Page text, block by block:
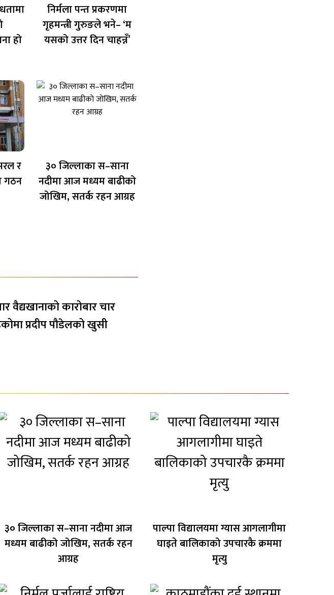
हो
निर्मला पन्त प्रकरणमा
गृहमन्त्री गुरुङले भने– ‘म
यसको उत्तर दिन चाहन्नँ’
र
गठन
३० जिल्लाका स–साना
नदीमा आज मध्यम बाढीको
जोखिम, सतर्क रहन आग्रह
वैद्यखानाको कारोबार चार
प्रदीप पौडेलको खुसी
३० जिल्लाका स–साना नदीमा आज
मध्यम बाढीको जोखिम, सतर्क रहन
आग्रह
पाल्पा विद्यालयमा ग्यास आगलागीमा
घाइते बालिकाको उपचारकै क्रममा
मृत्यु